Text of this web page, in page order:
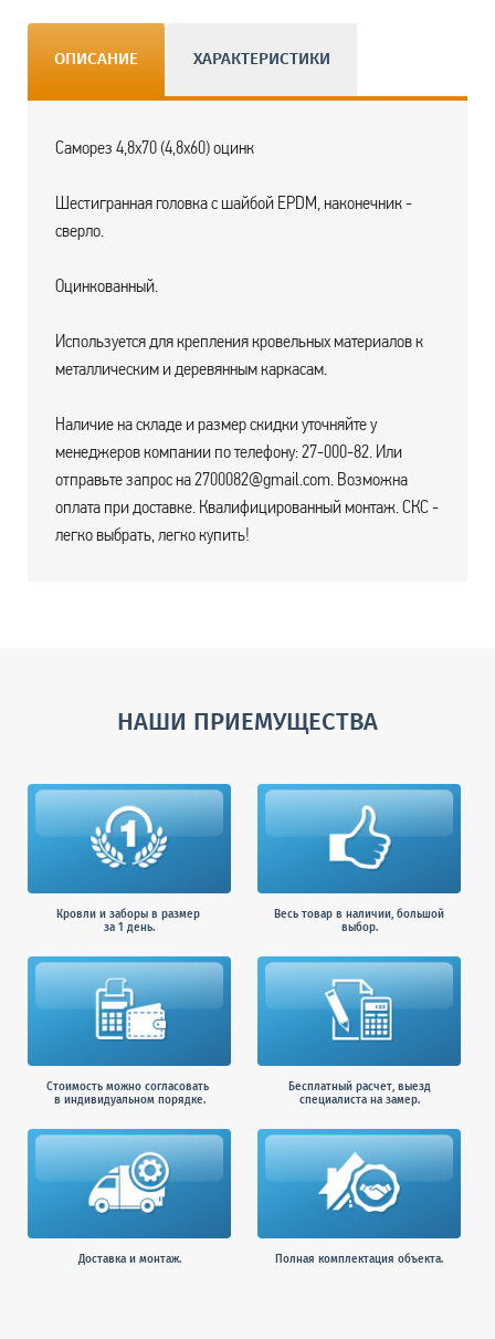
ОПИСАНИЕ ХАРАКТЕРИСТИКИ
Саморез 4,8х70 (4,8х60) оцинк
Шестигранная головка с шайбой EPDM, наконечник -
сверло.
Оцинкованный.
Используется для крепления кровельных материалов к
металлическим и деревянным каркасам.
Наличие на складе и размер скидки уточняйте у
менеджеров компании по телефону: 27-000-82. Или
отправьте запрос на 2700082@gmail.com. Возможна
оплата при доставке. Квалифицированный монтаж. СКС -
легко выбрать, легко купить!
НАШИ ПРИЕМУЩЕСТВА
Кровли и заборы в размер
за 1 день.
Весь товар в наличии, большой
выбор.
Стоимость можно согласовать
в индивидуальном порядке.
Бесплатный расчет, выезд
специалиста на замер.
Доставка и монтаж. Полная комплектация объекта.